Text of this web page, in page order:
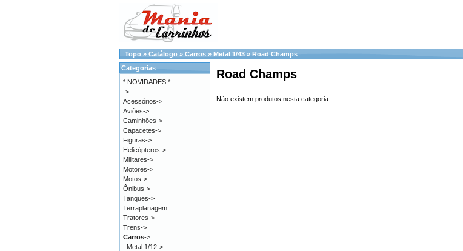
Topo » Catálogo » Carros » Metal 1/43 » Road Champs
Road Champs
Não existem produtos nesta categoria.
Categorias
* NOVIDADES *
->
Acessórios->
Aviões->
Caminhões->
Capacetes->
Figuras->
Helicópteros->
Militares->
Motores->
Motos->
Ônibus->
Tanques->
Terraplanagem
Tratores->
Trens->
Carros->
Metal 1/12->